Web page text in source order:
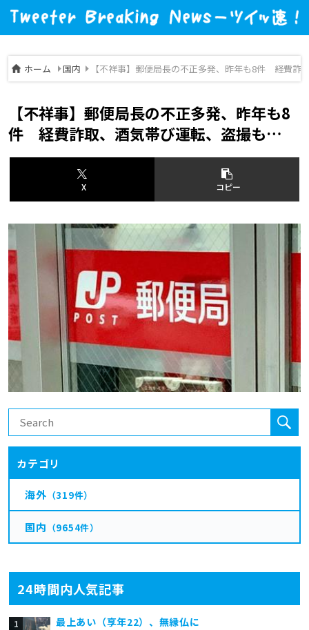
ホーム 国内 【不祥事】郵便局長の不正多発、昨年も8件 経費詐
24時間内人気記事
最上あい（享年22）、無縁仏に
【不祥事】郵便局長の不正多発、昨年も8
件 経費詐取、酒気帯び運転、盗撮も…
X コピー
カテゴリ
海外 （319件）
国内 （9654件）